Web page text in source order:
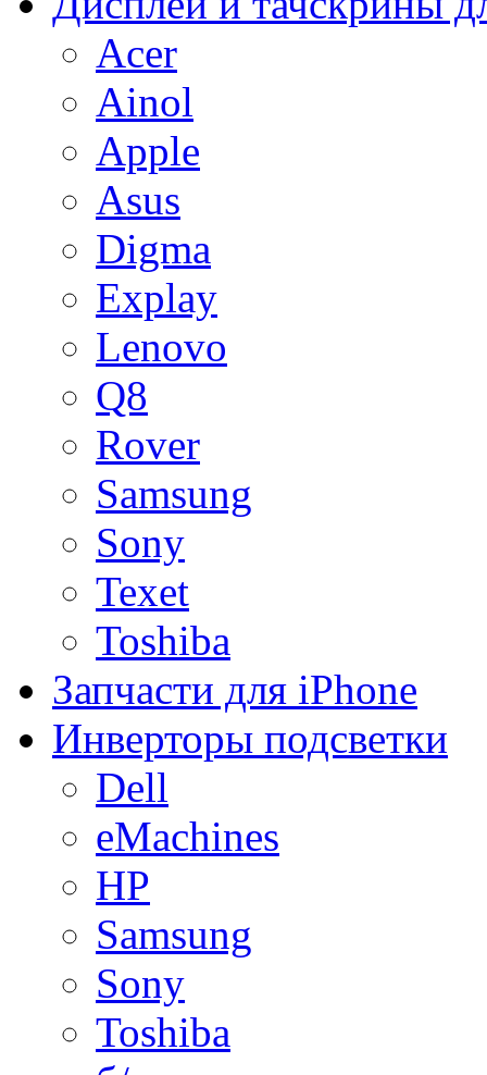
Acer
Ainol
Apple
Asus
Digma
Explay
Lenovo
Q8
Rover
Samsung
Sony
Texet
Toshiba
Запчасти для iPhone
Инверторы подсветки
Dell
eMachines
HP
Samsung
Sony
Toshiba